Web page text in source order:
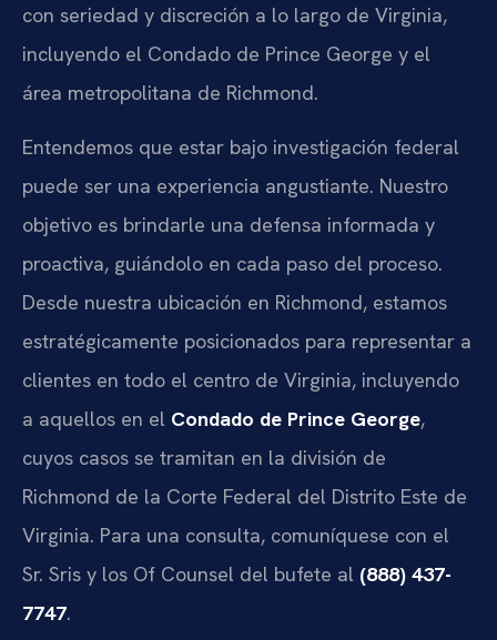
con seriedad y discreción a lo largo de Virginia,
incluyendo el Condado de Prince George y el
área metropolitana de Richmond.
Entendemos que estar bajo investigación federal
puede ser una experiencia angustiante. Nuestro
objetivo es brindarle una defensa informada y
proactiva, guiándolo en cada paso del proceso.
Desde nuestra ubicación en Richmond, estamos
estratégicamente posicionados para representar a
clientes en todo el centro de Virginia, incluyendo
a aquellos en el Condado de Prince George,
cuyos casos se tramitan en la división de
Richmond de la Corte Federal del Distrito Este de
Virginia. Para una consulta, comuníquese con el
Sr. Sris y los Of Counsel del bufete al (888) 437-
7747.